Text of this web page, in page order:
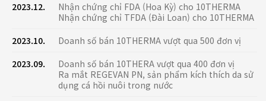
2023.12.
Nhận chứng chỉ FDA (Hoa Kỳ) cho 10THERMA
Nhận chứng chỉ TFDA (Đài Loan) cho 10THERMA
2023.10.
Doanh số bán 10THERMA vượt qua 500 đơn vị
2023.09.
Doanh số bán 10THERA vượt qua 400 đơn vị
Ra mắt REGEVAN PN, sản phẩm kích thích da sử
dụng cá hồi nuôi trong nước